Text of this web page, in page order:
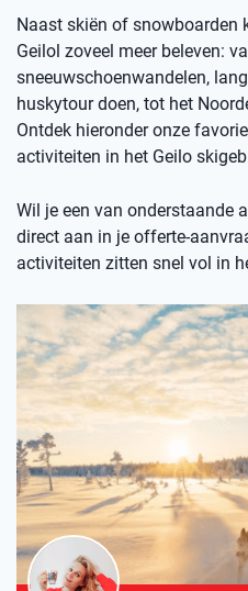
Naast skiën of snowboarden
Geilol zoveel meer beleven:
sneeuwschoenwandelen,
huskytour doen, tot het
Ontdek hieronder onze
activiteiten in het Geilo
Wil je een van onderstaande
direct aan in je offerte-
activiteiten zitten snel vol in